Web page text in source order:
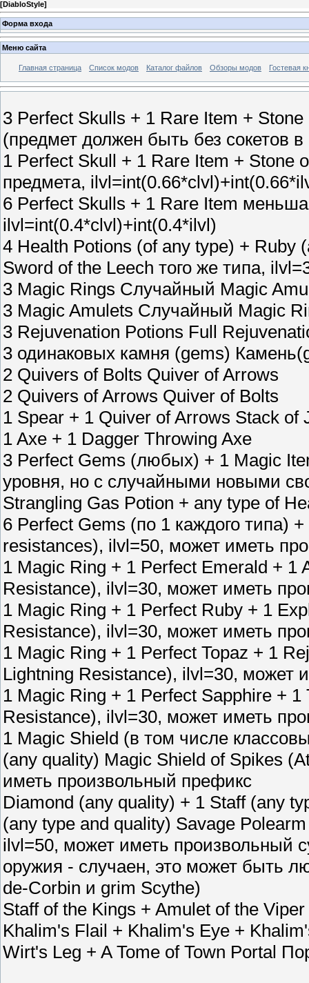
[DiabloStyle]
Форма входа
Меню сайта
Главная страница Список модов Каталог файлов Обзоры модов Гостевая
3 Perfect Skulls + 1 Rare Item +
(предмет должен быть без сокетов
1 Perfect Skull + 1 Rare Item + Stone
предмета,
6 Perfect Skulls + 1 Rare Item
ilvl=int(0.4*clvl)+int(0.4*ilvl)
4 Health Potions (of any type) + Ruby
Sword of the Leech того же типа,
3 Magic Rings Случайный Magic
3 Magic Amulets Случайный Magic
3 Rejuvenation Potions Full
3 одинаковых камня (gems)
2 Quivers of Bolts Quiver of Arrows
2 Quivers of Arrows Quiver of Bolts
1 Spear + 1 Quiver of Arrows Stack of
1 Axe + 1 Dagger Throwing Axe
3 Perfect Gems (любых) + 1 Magic
уровня, но с случайными новыми
Strangling Gas Potion + any type of
6 Perfect Gems (по 1 каждого типа)
resistances), ilvl=50, может иметь
1 Magic Ring + 1 Perfect Emerald + 1
Resistance), ilvl=30, может иметь
1 Magic Ring + 1 Perfect Ruby + 1
Resistance), ilvl=30, может иметь
1 Magic Ring + 1 Perfect Topaz + 1
Lightning Resistance), ilvl=30, может
1 Magic Ring + 1 Perfect Sapphire +
Resistance), ilvl=30, может иметь
1 Magic Shield (в том числе
(any quality) Magic Shield of Spikes
иметь произвольный префикс
Diamond (any quality) + 1 Staff (any
(any type and quality) Savage
ilvl=50, может иметь произвольный
оружия - случаен, это может быть
de-Corbin и grim Scythe)
Staff of the Kings + Amulet of the
Khalim's Flail + Khalim's Eye +
Wirt's Leg + A Tome of Town Portal